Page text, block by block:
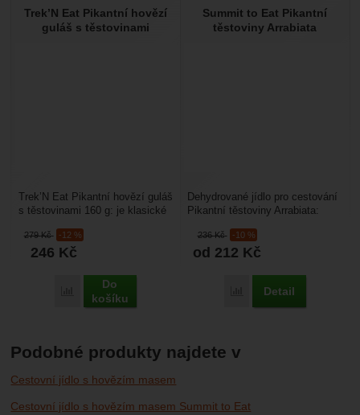
Trek’N Eat Pikantní hovězí
guláš s těstovinami
279Kč -12 %
246 Kč
Porovnat
Do
košíku
Trek’N Eat Pikantní hovězí guláš
s těstovinami 160 g: je klasické
to...
Summit to Eat Pikantní
těstoviny Arrabiata
236Kč -10 %
od 212 Kč
Porovnat
Detail
Dehydrované jídlo pro cestování
Pikantní těstoviny Arrabiata:
skladný, můžete...
Podobné produkty najdete v
Cestovní jídlo s hovězím masem
Cestovní jídlo s hovězím masem Summit to Eat